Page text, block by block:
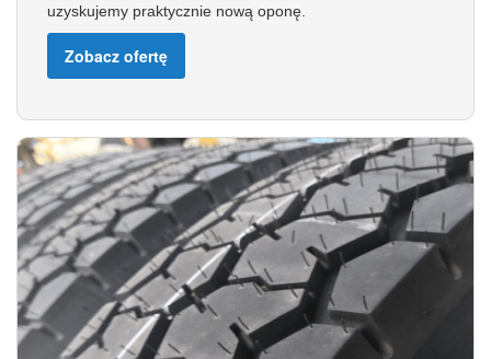
uzyskujemy praktycznie nową oponę.
Zobacz ofertę